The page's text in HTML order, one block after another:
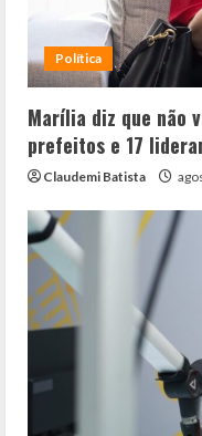
Política
Marília diz que não
prefeitos e 17
Claudemi Batista